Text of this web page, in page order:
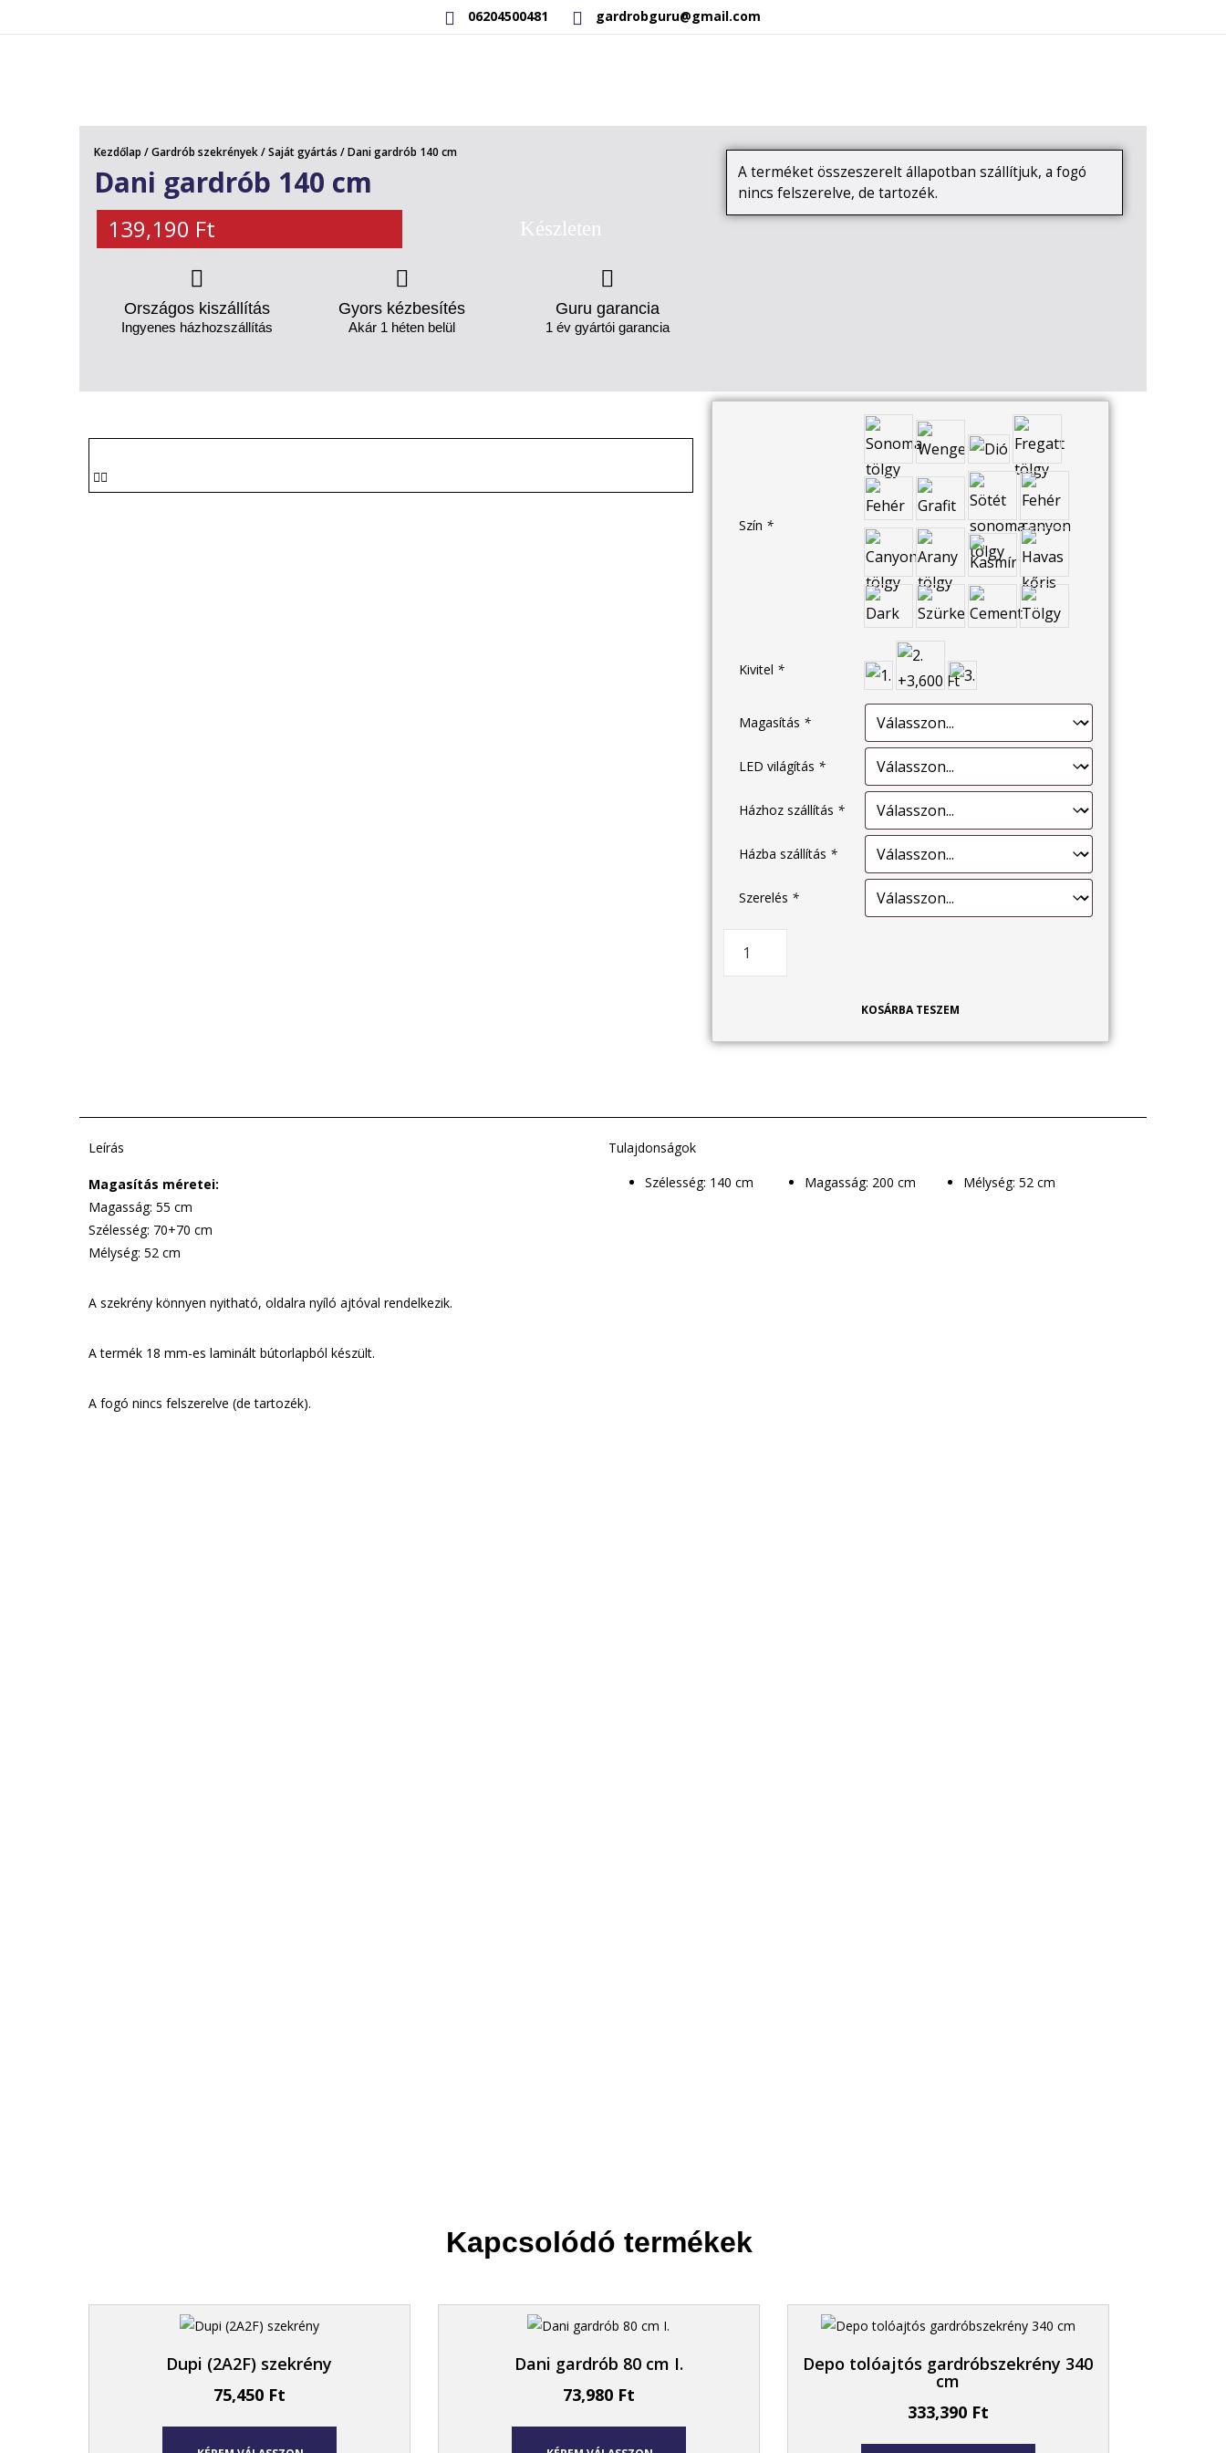
06204500481 gardrobguru@gmail.com
Kezdőlap /Gardrób szekrények/Saját gyártás / Dani gardrób 140 cm
Dani gardrób 140 cm
139,190 Ft Készleten
Országos kiszállítás
Ingyenes házhozszállítás
Gyors kézbesítés
Akár 1 héten belül
Guru garancia
1 év gyártói garancia
A terméket összeszerelt állapotban szállítjuk, a fogó
nincs felszerelve, de tartozék.
Szín *
Kivitel *
Magasítás *
LED világítás *
Házhoz szállítás *
Házba szállítás *
Szerelés *
KOSÁRBA TESZEM
Leírás
Magasítás méretei:
Magasság: 55 cm
Szélesség: 70+70 cm
Mélység: 52 cm
A szekrény könnyen nyitható, oldalra nyíló ajtóval rendelkezik.
A termék 18 mm-es laminált bútorlapból készült.
A fogó nincs felszerelve (de tartozék).
Tulajdonságok
Szélesség: 140 cm
Magasság: 200 cm Mélység: 52 cm
Kapcsolódó termékek
Dupi (2A2F) szekrény
75,450 Ft
Dani gardrób 80 cm I.
73,980 Ft
Depo tolóajtós gardróbszekrény 340
cm
333,390 Ft